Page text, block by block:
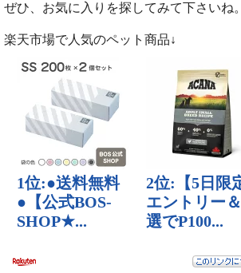
ぜひ、お気に入りを探してみて下さいね。
楽天市場で人気のペット商品↓